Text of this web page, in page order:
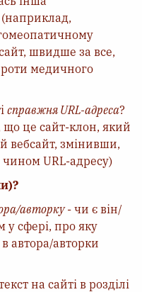
(наприклад,
швидше за все,
медичного
справжня URL-адреса?
що це сайт-клон, який
вебсайт, змінивши,
URL-адресу)
авторку- чи є він/
у сфері, про яку
автора/авторки
на сайті в розділі